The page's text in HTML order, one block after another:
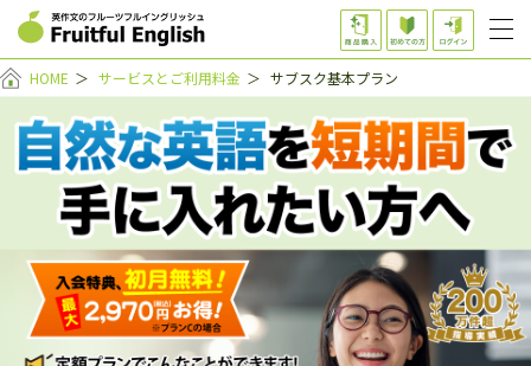
HOME ＞ サービスとご利用料金 ＞ サブスク基本プラン